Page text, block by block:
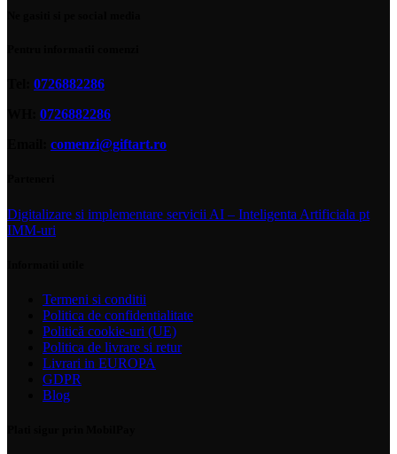
0726882286
0726882286
comenzi@giftart.ro
Digitalizare si implementare servicii AI – Inteligenta Artificiala pt
IMM-uri
Termeni si conditii
Politica de confidentialitate
Politică cookie-uri (UE)
Politica de livrare si retur
Livrari in EUROPA
GDPR
Blog